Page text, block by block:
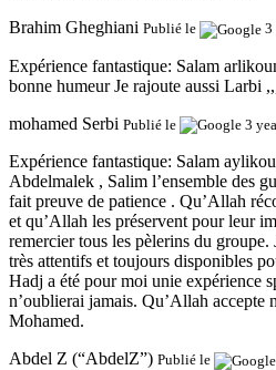
Brahim Gheghiani Publié le 3
Expérience fantastique: Salam
bonne humeur Je rajoute aussi Larbi
mohamed Serbi Publié le 3
Expérience fantastique: Salam
Abdelmalek , Salim l’ensemble des
fait preuve de patience . Qu’Allah
et qu’Allah les préservent pour leur
remercier tous les pèlerins du groupe.
très attentifs et toujours disponibles
Hadj a été pour moi unie expérience
n’oublierai jamais. Qu’Allah accepte
Mohamed.
Abdel Z (“AbdelZ”) Publié le